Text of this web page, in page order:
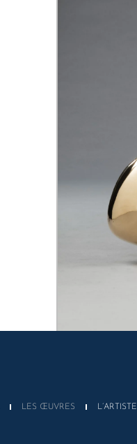
LES ŒUVRES L’ARTISTE